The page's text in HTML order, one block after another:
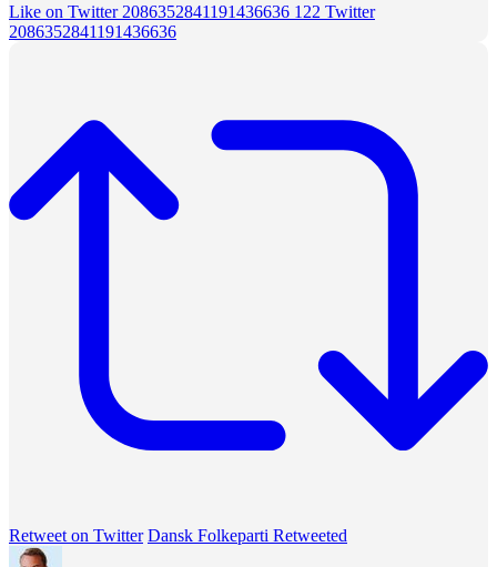
Like on Twitter 2086352841191436636 122 Twitter
2086352841191436636
Retweet on Twitter Dansk Folkeparti Retweeted